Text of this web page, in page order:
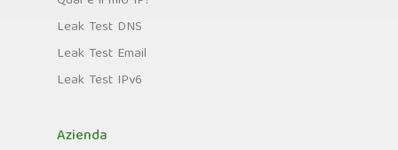
Leak Test DNS
Leak Test Email
Leak Test IPv6
Azienda